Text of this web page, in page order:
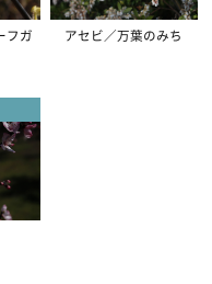
フガ
アセビ／万葉のみち